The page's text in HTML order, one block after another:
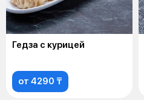
Гедза с курицей
от 4290 ₸